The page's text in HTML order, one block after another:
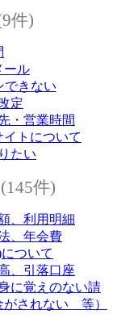
件)
ール
できない
定
・営業時間
トについて
たい
(145件)
、利用明細
、年会費
ついて
、引落口座
に覚えのない請
がされない 等）